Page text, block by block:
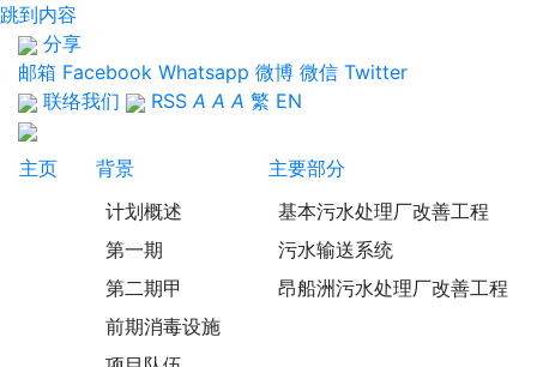
跳到内容
分享
邮箱 Facebook Whatsapp 微博 微信 Twitter
联络我们
RSS A A A 繁 EN
主页
背景
计划概述
第一期
第二期甲
前期消毒设施
主要部分
基本污水处理厂改善工程
污水输送系统
昂船洲污水处理厂改善工程